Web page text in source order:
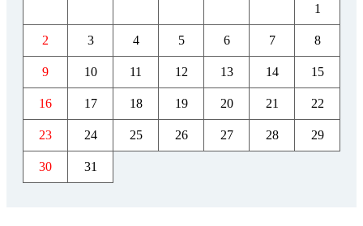
1
2 3 4 5 6 7 8
9 10 11 12 13 14 15
16 17 18 19 20 21 22
23 24 25 26 27 28 29
30 31